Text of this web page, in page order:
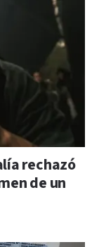
rechazó
de un